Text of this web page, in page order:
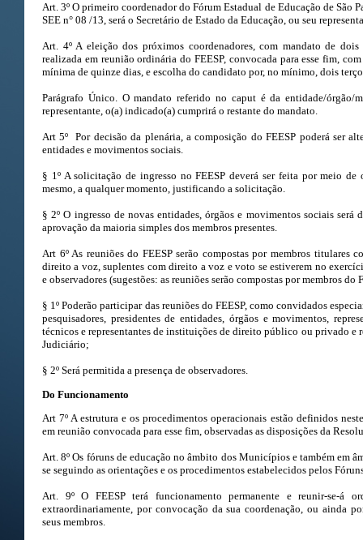
Art. 3º O primeiro coordenador do Fórum Estadual de Educação de São
SEE n° 08 /13, será o Secretário de Estado da Educação, ou seu
Art. 4º A eleição dos próximos coordenadores, com mandato de
realizada em reunião ordinária do FEESP, convocada para esse fim,
mínima de quinze dias, e escolha do candidato por, no mínimo, dois
Parágrafo Único. O mandato referido no caput é da entidade/órgão/
representante, o(a) indicado(a) cumprirá o restante do mandato.
Art 5º Por decisão da plenária, a composição do FEESP poderá ser
entidades e movimentos sociais.
§ 1º A solicitação de ingresso no FEESP deverá ser feita por meio
mesmo, a qualquer momento, justificando a solicitação.
§ 2º O ingresso de novas entidades, órgãos e movimentos sociais
aprovação da maioria simples dos membros presentes.
Art 6º As reuniões do FEESP serão compostas por membros titulares
direito a voz, suplentes com direito a voz e voto se estiverem no
e observadores (sugestões: as reuniões serão compostas por membros do
§ 1º Poderão participar das reuniões do FEESP, como convidados
pesquisadores, presidentes de entidades, órgãos e movimentos,
técnicos e representantes de instituições de direito público ou privado e
Judiciário;
§ 2º Será permitida a presença de observadores.
Do Funcionamento
Art 7º A estrutura e os procedimentos operacionais estão definidos
em reunião convocada para esse fim, observadas as disposições da
Art. 8º Os fóruns de educação no âmbito dos Municípios e também em
se seguindo as orientações e os procedimentos estabelecidos pelos
Art. 9º O FEESP terá funcionamento permanente e reunir-se-á
extraordinariamente, por convocação da sua coordenação, ou ainda
seus membros.